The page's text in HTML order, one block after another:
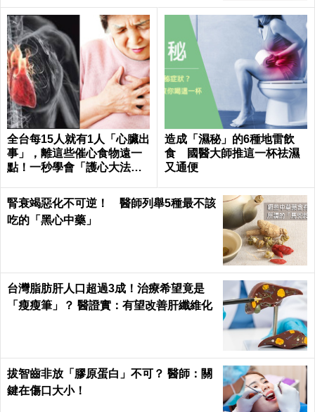
全台每15人就有1人「心臟出
事」，離這些催心食物遠一
點！一秒學會「護心大法」
造成「濕秘」的6種地雷飲
食 國醫大師推這一杯祛濕
又通便
腎衰竭惡化不可逆！ 醫師列舉5種最不該
吃的「黑心中藥」
台灣脂肪肝人口超過3成！治療希望竟是
「瘦瘦筆」？ 醫證實：有望改善肝纖維化
拔智齒非放「膠原蛋白」不可？ 醫師：關
鍵在傷口大小！